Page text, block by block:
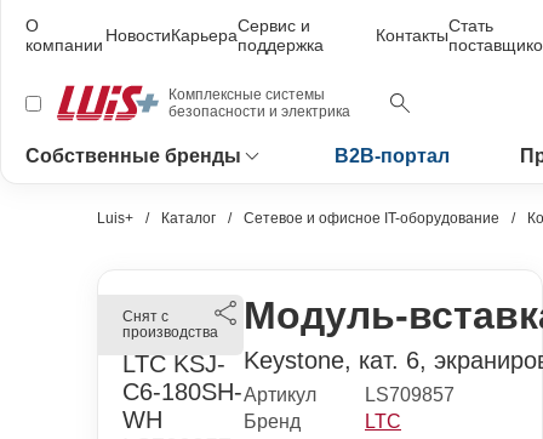
О
компании НовостиКарьераСервис и
поддержка
КонтактыСтать
Комплексные системы
безопасности и электрика
Собственные бренды B2B-портал
Luis+ Каталог Сетевое и офисное IT-оборудование
Снят с
производства
Модуль-
Keystone, кат. 6,
Артикул
LS709857
Бренд
LTC